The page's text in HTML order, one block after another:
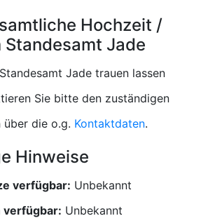
Hochzeit /
Standesamt Jade
Jade trauen lassen
Sie bitte den zuständigen
über die o.g. Kontaktdaten.
Hinweise
verfügbar: Unbekannt
verfügbar: Unbekannt